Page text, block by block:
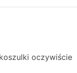
oczywiście